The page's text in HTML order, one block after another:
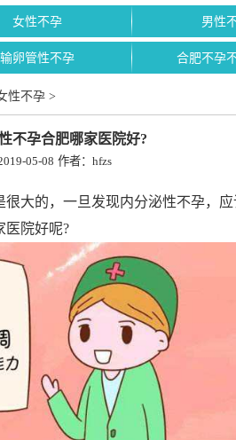
女性不孕 男性
输卵管性不孕 合肥不孕
性不孕 >
不孕合肥哪家医院好?
05-08 作者：hfzs
大的，一旦发现内分泌性不孕，应
医院好呢?